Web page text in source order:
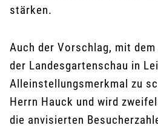
stärken.
Auch der Vorschlag, mit dem
der Landesgartenschau in
Alleinstellungsmerkmal zu
Herrn Hauck und wird
die anvisierten